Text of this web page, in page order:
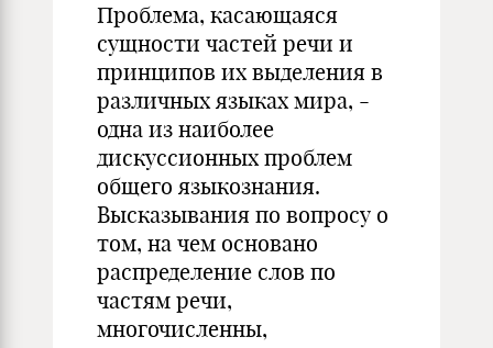
Проблема, касающаяся
сущности частей речи и
принципов их выделения в
различных языках мира, -
одна из наиболее
дискуссионных проблем
общего языкознания.
Высказывания по вопросу о
том, на чем основано
распределение слов по
частям речи,
многочисленны,